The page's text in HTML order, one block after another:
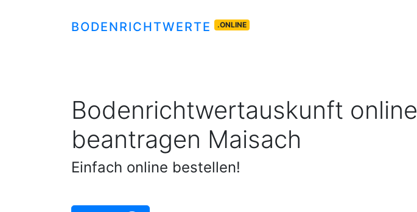
BODENRICHTWERTE .ONLINE
Bodenrichtwertauskunft online
beantragen Maisach
Einfach online bestellen!